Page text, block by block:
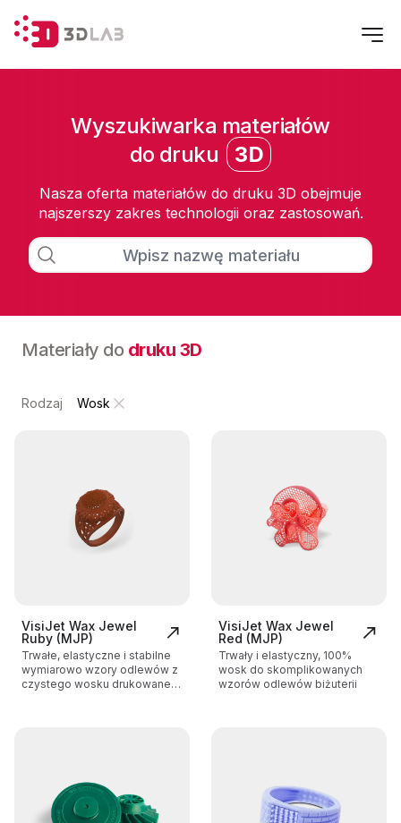
Wyszukiwarka materiałów
do druku
3D
Nasza oferta materiałów do druku 3D obejmuje
najszerszy zakres technologii oraz zastosowań.
Materiały do druku 3D
Rodzaj Wosk
VisiJet Wax Jewel
Ruby (MJP)
Trwałe, elastyczne i stabilne
wymiarowo wzory odlewów z
czystego wosku drukowane w
VisiJet Wax Jewel
Red (MJP)
Trwały i elastyczny, 100%
wosk do skomplikowanych
wzorów odlewów biżuterii